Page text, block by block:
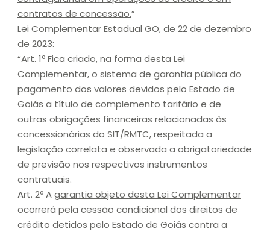
contratos de concessão.”
Lei Complementar Estadual GO, de 22 de dezembro
de 2023:
“Art. 1º Fica criado, na forma desta Lei
Complementar, o sistema de garantia pública do
pagamento dos valores devidos pelo Estado de
Goiás a título de complemento tarifário e de
outras obrigações financeiras relacionadas às
concessionárias do SIT/RMTC, respeitada a
legislação correlata e observada a obrigatoriedade
de previsão nos respectivos instrumentos
contratuais.
Art. 2º Agarantia objeto desta Lei Complementar
ocorrerá pela cessão condicional dos direitos de
crédito detidos pelo Estado de Goiás contra a